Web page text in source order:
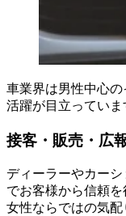
車業界は男性中心
活躍が目立っていま
接客・販売・広
ディーラーやカー
でお客様から信頼を
女性ならではの気